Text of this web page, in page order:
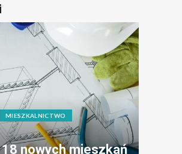
MIESZKALNICTWO
nowych mieszkań